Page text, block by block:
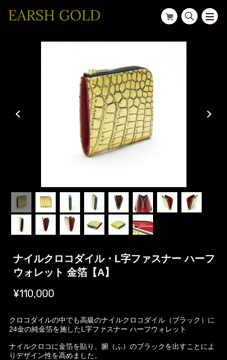
ナイルクロコダイル・L字ファスナー ハーフ
ウォレット 金箔【A】
¥110,000
クロコダイルの中でも高級のナイルクロコダイル（ブラック）に
24金の純金箔を施したL字ファスナー ハーフウォレット
ナイルクロコに金箔を貼り、腑（ふ）のブラックを出すことによ
りデザイン性を高めました。